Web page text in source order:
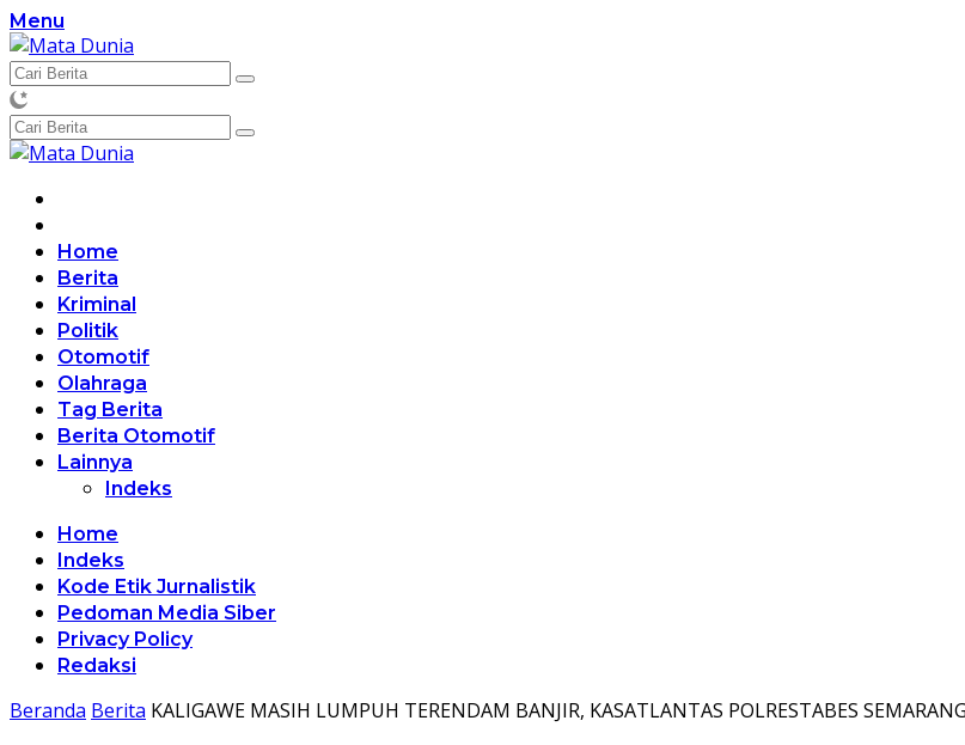
Langsung
ke
konten
Menu
Home
Berita
Kriminal
Politik
Otomotif
Olahraga
Tag Berita
Berita Otomotif
Lainnya
Indeks
Home
Indeks
Kode Etik Jurnalistik
Pedoman Media Siber
Privacy Policy
Redaksi
Beranda Berita KALIGAWE MASIH LUMPUH TERENDAM BANJIR, KASATLANTAS POLRESTABES